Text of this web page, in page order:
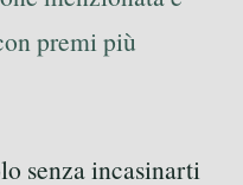
premi più
senza incasinarti